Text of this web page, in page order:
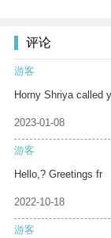
评论
游客
Horny Shriya called
2023-01-08
游客
Hello,? Greetings fr
2022-10-18
游客